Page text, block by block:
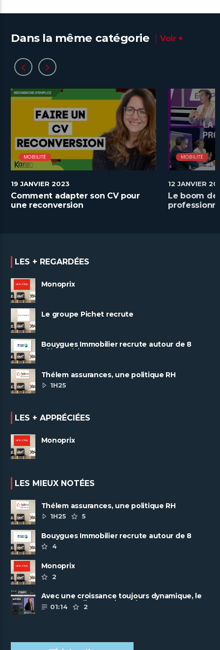
Dans la même catégorie Voir +
MOBILITÉ
19 JANVIER 2023
Comment adapter son CV pour
une reconversion
MOBILITÉ
12 JANVIER
Le boom
LES + REGARDÉES
Monoprix
Le groupe Pichet recrute
Bouygues Immobilier recrute autour de 8
pôles métiers
Thélem assurances, une politique RH
ambitieuse
1H25
LES + APPRÉCIÉES
Monoprix
LES MIEUX NOTÉES
Thélem assurances, une politique RH
ambitieuse
1H25 5
Bouygues Immobilier recrute autour de 8
pôles métiers
4
Monoprix
2
Avec une croissance toujours dynamique, le
groupe Scalian continue de ......
01:14 2